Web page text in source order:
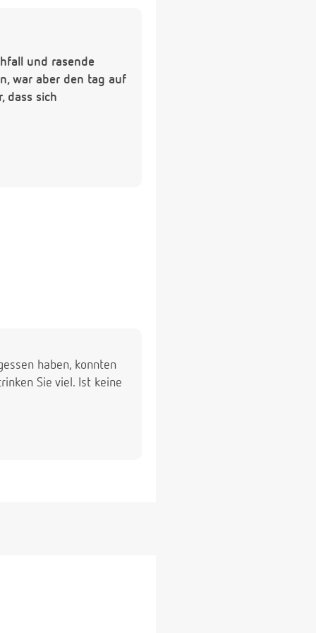
und rasende
war aber den tag auf
dass sich
haben, konnten
Sie viel. Ist keine